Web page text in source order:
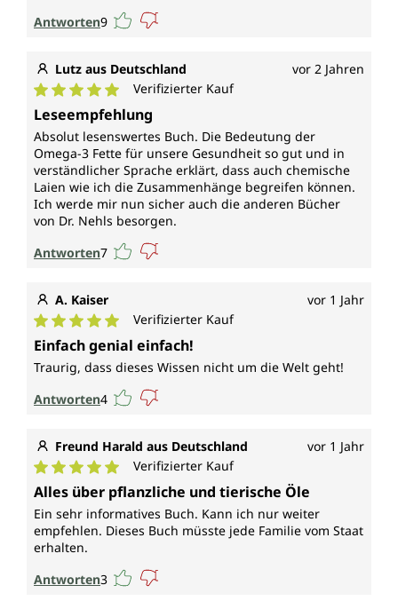
Antworten9
Lutz aus Deutschland vor 2 Jahren
Durchschnittliche Bewertung von 5 von 5 Sternen
Verifizierter Kauf
Leseempfehlung
Absolut lesenswertes Buch. Die Bedeutung der
Omega-3 Fette für unsere Gesundheit so gut und in
verständlicher Sprache erklärt, dass auch chemische
Laien wie ich die Zusammenhänge begreifen können.
Ich werde mir nun sicher auch die anderen Bücher
von Dr. Nehls besorgen.
Antworten7
A. Kaiser vor 1 Jahr
Durchschnittliche Bewertung von 5 von 5 Sternen
Verifizierter Kauf
Einfach genial einfach!
Traurig, dass dieses Wissen nicht um die Welt geht!
Antworten4
Freund Harald aus Deutschland vor 1 Jahr
Durchschnittliche Bewertung von 5 von 5 Sternen
Verifizierter Kauf
Alles über pflanzliche und tierische Öle
Ein sehr informatives Buch. Kann ich nur weiter
empfehlen. Dieses Buch müsste jede Familie vom Staat
erhalten.
Antworten3